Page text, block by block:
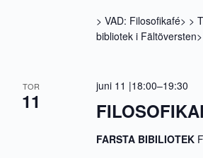
> VAD: Filosofikafé> >
bibliotek i
TOR
11
juni 11 |18:00–19:30
FARSTA BIBILIOTEK